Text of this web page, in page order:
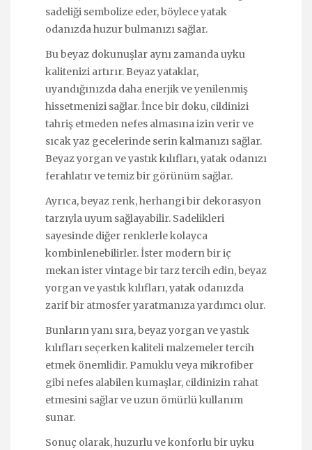
sadeliği sembolize eder, böylece yatak
odanızda huzur bulmanızı sağlar.
Bu beyaz dokunuşlar aynı zamanda uyku
kalitenizi artırır. Beyaz yataklar,
uyandığınızda daha enerjik ve yenilenmiş
hissetmenizi sağlar. İnce bir doku, cildinizi
tahriş etmeden nefes almasına izin verir ve
sıcak yaz gecelerinde serin kalmanızı sağlar.
Beyaz yorgan ve yastık kılıfları, yatak odanızı
ferahlatır ve temiz bir görünüm sağlar.
Ayrıca, beyaz renk, herhangi bir dekorasyon
tarzıyla uyum sağlayabilir. Sadelikleri
sayesinde diğer renklerle kolayca
kombinlenebilirler. İster modern bir iç
mekan ister vintage bir tarz tercih edin, beyaz
yorgan ve yastık kılıfları, yatak odanızda
zarif bir atmosfer yaratmanıza yardımcı olur.
Bunların yanı sıra, beyaz yorgan ve yastık
kılıfları seçerken kaliteli malzemeler tercih
etmek önemlidir. Pamuklu veya mikrofiber
gibi nefes alabilen kumaşlar, cildinizin rahat
etmesini sağlar ve uzun ömürlü kullanım
sunar.
Sonuç olarak, huzurlu ve konforlu bir uyku